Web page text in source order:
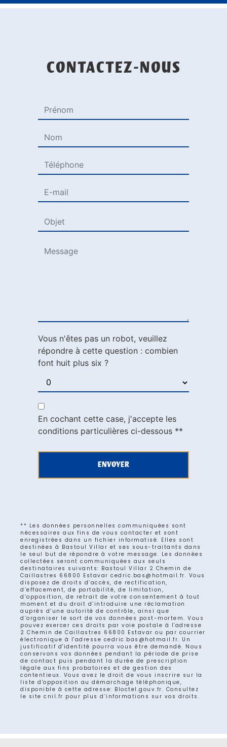
CONTACTEZ-NOUS
Vous n'êtes pas un robot, veuillez
répondre à cette question : combien
font huit plus six ?
En cochant cette case, j'accepte les
conditions particulières ci-dessous **
ENVOYER
** Les données personnelles communiquées sont
nécessaires aux fins de vous contacter et sont
enregistrées dans un fichier informatisé. Elles sont
destinées à Bastoul Villar et ses sous-traitants dans
le seul but de répondre à votre message. Les données
collectées seront communiquées aux seuls
destinataires suivants: Bastoul Villar 2 Chemin de
Caillastres 66800 Estavar cedric.bas@hotmail.fr. Vous
disposez de droits d’accès, de rectification,
d’effacement, de portabilité, de limitation,
d’opposition, de retrait de votre consentement à tout
moment et du droit d’introduire une réclamation
auprès d’une autorité de contrôle, ainsi que
d’organiser le sort de vos données post-mortem. Vous
pouvez exercer ces droits par voie postale à l'adresse
2 Chemin de Caillastres 66800 Estavar ou par courrier
électronique à l'adresse cedric.bas@hotmail.fr. Un
justificatif d'identité pourra vous être demandé. Nous
conservons vos données pendant la période de prise
de contact puis pendant la durée de prescription
légale aux fins probatoires et de gestion des
contentieux. Vous avez le droit de vous inscrire sur la
liste d'opposition au démarchage téléphonique,
disponible à cette adresse: Bloctel.gouv.fr. Consultez
le site cnil.fr pour plus d’informations sur vos droits.